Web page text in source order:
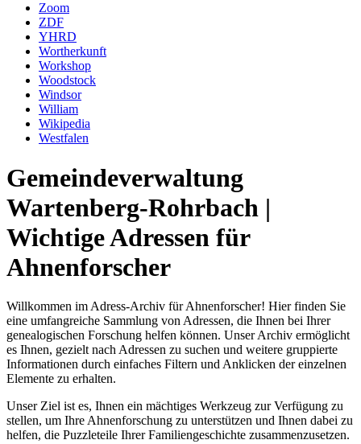
Zoom
ZDF
YHRD
Wortherkunft
Workshop
Woodstock
Windsor
William
Wikipedia
Westfalen
Gemeindeverwaltung
Wartenberg-Rohrbach |
Wichtige Adressen für
Ahnenforscher
Willkommen im Adress-Archiv für Ahnenforscher! Hier finden Sie
eine umfangreiche Sammlung von Adressen, die Ihnen bei Ihrer
genealogischen Forschung helfen können. Unser Archiv ermöglicht
es Ihnen, gezielt nach Adressen zu suchen und weitere gruppierte
Informationen durch einfaches Filtern und Anklicken der einzelnen
Elemente zu erhalten.
Unser Ziel ist es, Ihnen ein mächtiges Werkzeug zur Verfügung zu
stellen, um Ihre Ahnenforschung zu unterstützen und Ihnen dabei zu
helfen, die Puzzleteile Ihrer Familiengeschichte zusammenzusetzen.